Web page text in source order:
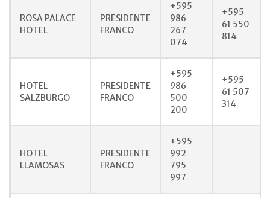
ROSA PALACE
HOTEL
PRESIDENTE
FRANCO
+595
986
267
074
+595
61 550
814
HOTEL
SALZBURGO
PRESIDENTE
FRANCO
+595
986
500
200
+595
61 507
314
HOTEL
LLAMOSAS
PRESIDENTE
FRANCO
+595
992
795
997